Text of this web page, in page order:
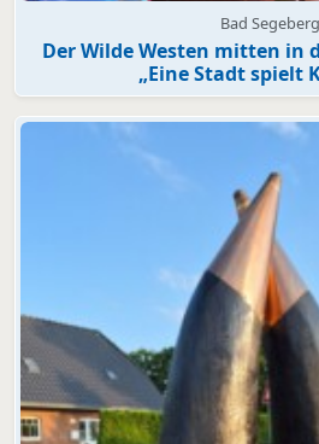
Bad Segeberg
Der Wilde Westen mitten in
„Eine Stadt spielt